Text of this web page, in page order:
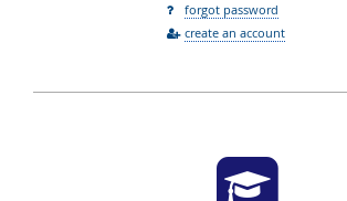
forgot password
create an account